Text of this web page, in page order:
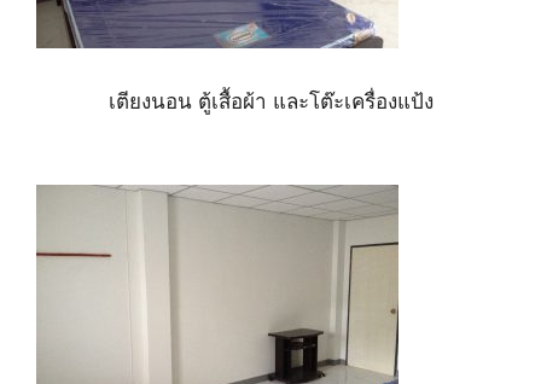
เตียงนอน ตู้เสื้อผ้า และโต๊ะเครื่องแป้ง